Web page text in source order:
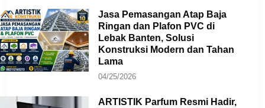
Jasa Pemasangan Atap Baja
Ringan dan Plafon PVC di
Lebak Banten, Solusi
Konstruksi Modern dan Tahan
Lama
04/25/2026
ARTISTIK Parfum Resmi Hadir,